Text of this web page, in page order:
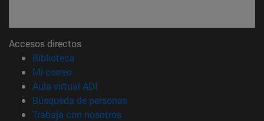
Accesos directos
Biblioteca
Mi correo(abre en nueva ventana)
Aula virtual ADI
Búsqueda de personas(abre en nueva ventana)
Trabaja con nosotros(abre en nueva ventana)